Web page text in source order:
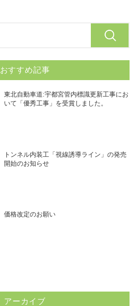
おすすめ記事
東北自動車道:宇都宮管内標識更新工事にお
いて「優秀工事」を受賞しました。
トンネル内装工「視線誘導ライン」の発売
開始のお知らせ
価格改定のお願い
アーカイブ